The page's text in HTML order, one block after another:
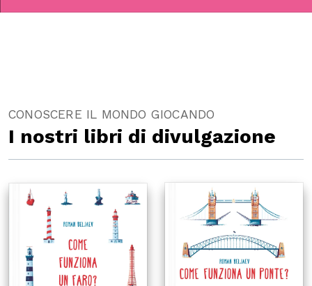
CONOSCERE IL MONDO GIOCANDO
I nostri libri di divulgazione